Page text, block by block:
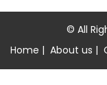
© All
Home | About us |